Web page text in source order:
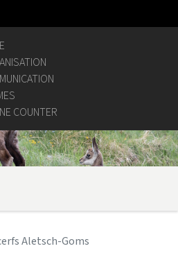
COUNTER
Aletsch-Goms